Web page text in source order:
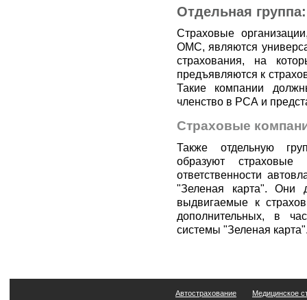
Отдельная
Страховые
ОМС, являются
страхования, на
предъявляются к
Такие компании
членство в РСА и
Страховые
Также отдельную
образуют страховые
ответственности
"Зеленая карта". Они
выдвигаемые к
дополнительных, в
системы "Зеленая
Автострахование Медицинское